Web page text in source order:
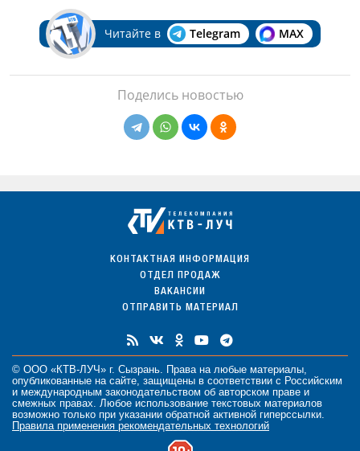
Читайте в Telegram MAX
Поделись новостью
КОНТАКТНАЯ ИНФОРМАЦИЯ
ОТДЕЛ ПРОДАЖ
ВАКАНСИИ
ОТПРАВИТЬ МАТЕРИАЛ
© ООО «КТВ-ЛУЧ» г. Сызрань. Права на любые материалы
опубликованные на сайте, защищены в соответствии с Российским
и международным законодательством об авторском праве и
смежных правах. Любое использование текстовых материалов
возможно только при указании обратной активной гиперссылки.
Правила применения рекомендательных технологий